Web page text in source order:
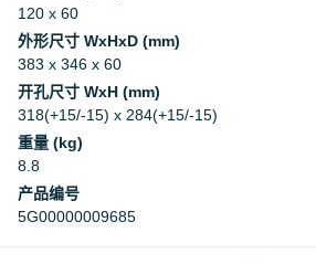
120 x 60
外形尺寸 WxHxD (mm)
383 x 346 x 60
开孔尺寸 WxH (mm)
318(+15/-15) x 284(+15/-15)
重量 (kg)
8.8
产品编号
5G00000009685